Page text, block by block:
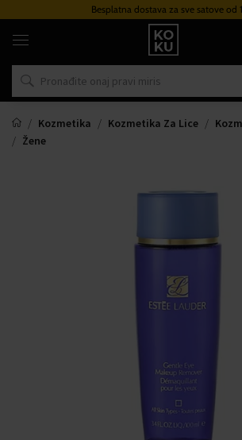
Besplatna dostava za sve satove od
Originalni
parfemi
satovi
na
mjestu
Kozmetika
Kozmetika Za Lice
Žene